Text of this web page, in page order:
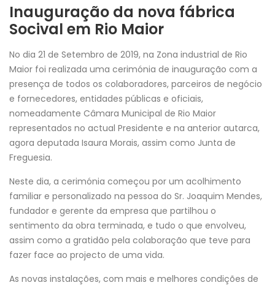
Inauguração da nova fábrica
Socival em Rio Maior
No dia 21 de Setembro de 2019, na Zona industrial de Rio
Maior foi realizada uma cerimónia de inauguração com a
presença de todos os colaboradores, parceiros de negócio
e fornecedores, entidades públicas e oficiais,
nomeadamente Câmara Municipal de Rio Maior
representados no actual Presidente e na anterior autarca,
agora deputada Isaura Morais, assim como Junta de
Freguesia.
Neste dia, a cerimónia começou por um acolhimento
familiar e personalizado na pessoa do Sr. Joaquim Mendes,
fundador e gerente da empresa que partilhou o
sentimento da obra terminada, e tudo o que envolveu,
assim como a gratidão pela colaboração que teve para
fazer face ao projecto de uma vida.
As novas instalações, com mais e melhores condições de